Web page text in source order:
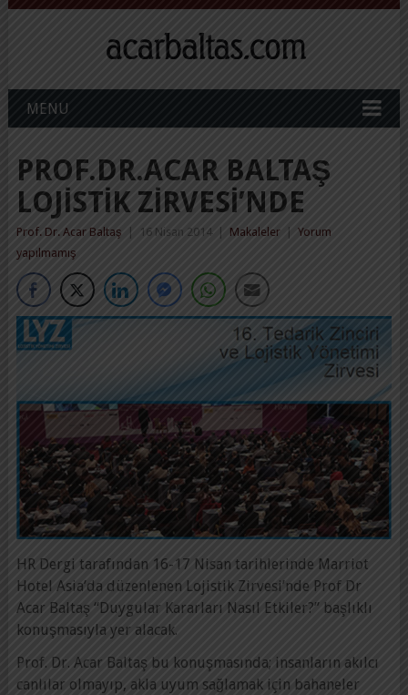
MENU
PROF.DR.ACAR BALTAŞ
LOJISTIK ZIRVESI’NDE
Prof. Dr. Acar Baltaş 16 Nisan 2014 Makaleler
Yorum
yapılmamış
HR Dergi tarafından 16-17 Nisan tarihlerinde Marriot
Hotel Asia’da düzenlenen Lojistik Zirvesi’nde Prof Dr
Acar Baltaş “Duygular Kararları Nasıl Etkiler?” başlıklı
konuşmasıyla yer alacak.
Prof. Dr. Acar Baltaş bu konuşmasında; insanların akılcı
canlılar olmayıp, akla uyum sağlamak için bahaneler